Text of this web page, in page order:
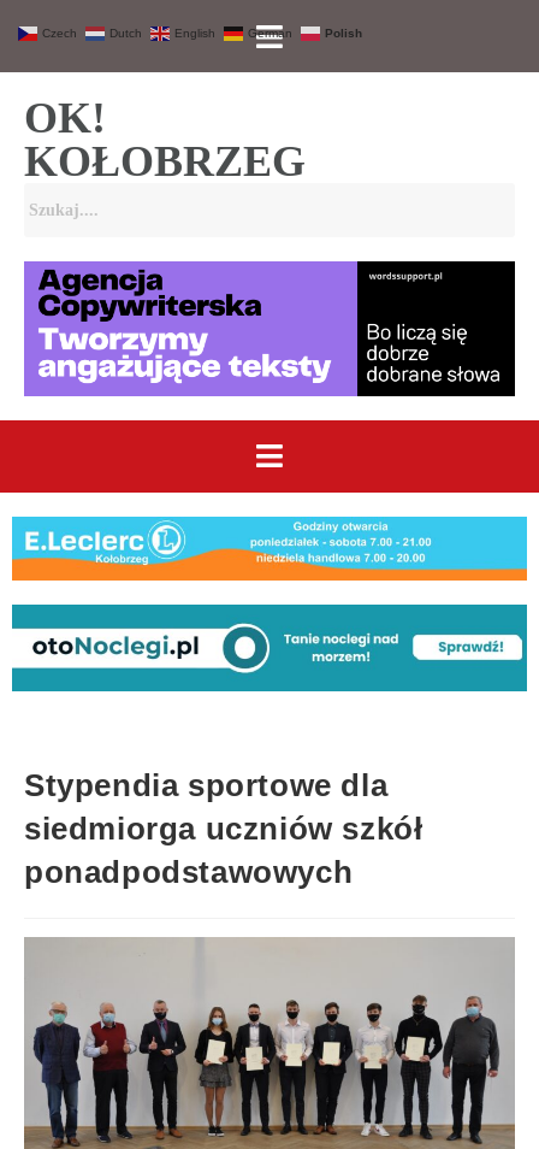
OK!
KOŁOBRZEG
Stypendia sportowe dla
siedmiorga uczniów szkół
ponadpodstawowych
Czech Dutch English German Polish